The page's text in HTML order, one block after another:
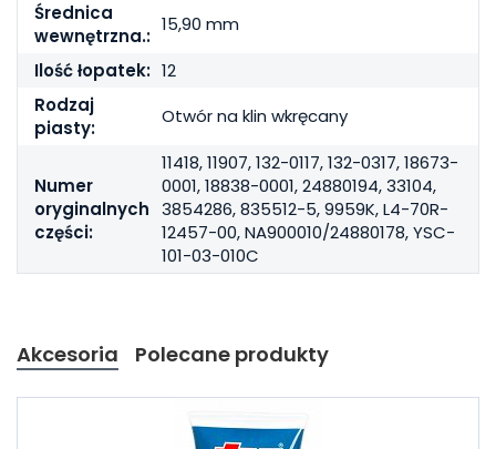
Średnica
wewnętrzna.:
15,90 mm
Ilość łopatek: 12
Rodzaj
piasty:
Otwór na klin wkręcany
Numer
oryginalnych
części:
11418, 11907, 132-0117, 132-0317, 18673-
0001, 18838-0001, 24880194, 33104,
3854286, 835512-5, 9959K, L4-70R-
12457-00, NA900010/24880178, YSC-
101-03-010C
Akcesoria Polecane produkty